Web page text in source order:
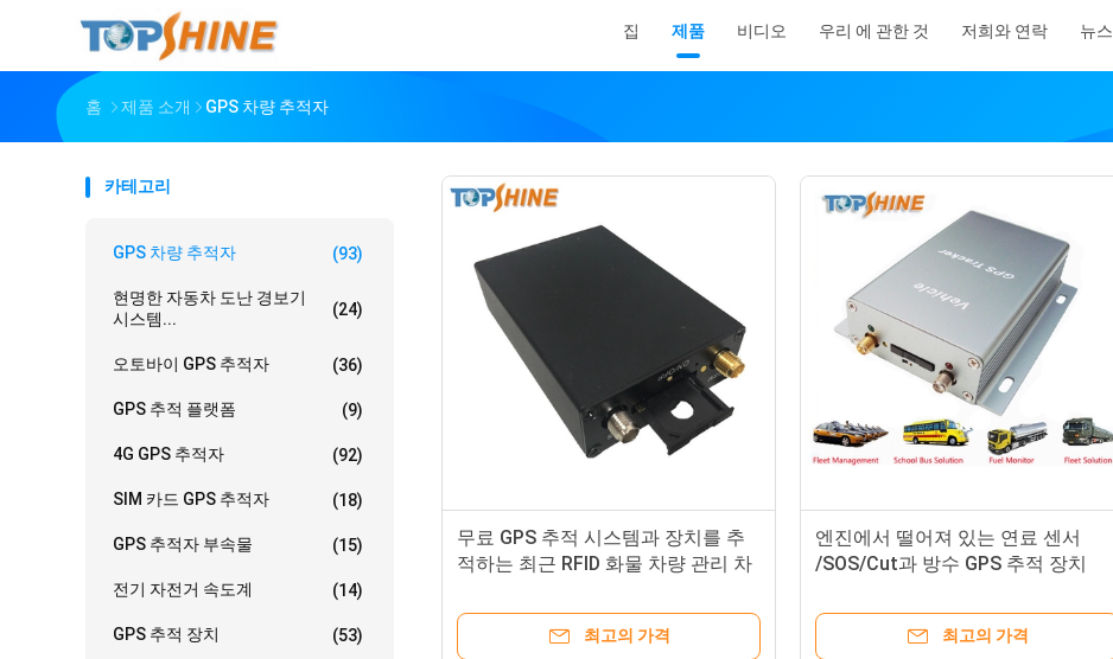
집 제품 비디오 우리 에 관한 것 저희와 연락 뉴스
홈 제품 소개 GPS 차량 추적자
카테고리
GPS 차량 추적자 (93)
현명한 자동차 도난 경보기
시스템...
(24)
오토바이 GPS 추적자 (36)
GPS 추적 플랫폼 (9)
4G GPS 추적자 (92)
SIM 카드 GPS 추적자 (18)
GPS 추적자 부속물 (15)
전기 자전거 속도계 (14)
GPS 추적 장치 (53)
무료 GPS 추적 시스템과 장치를 추
적하는 최근 RFID 화물 차량 관리 차
최고의 가격
엔진에서 떨어져 있는 연료 센서
/SOS/Cut과 방수 GPS 추적 장치
최고의 가격